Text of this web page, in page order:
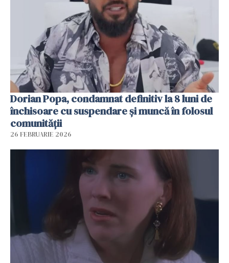
Dorian Popa, condamnat definitiv la 8 luni de
închisoare cu suspendare şi muncă în folosul
comunităţii
26 FEBRUARIE 2026